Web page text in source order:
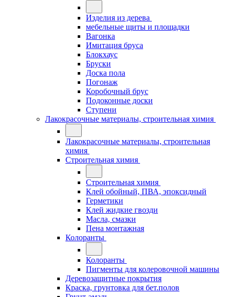
Изделия из дерева
мебельные щиты и площадки
Вагонка
Имитация бруса
Блокхаус
Бруски
Доска пола
Погонаж
Коробочный брус
Подоконные доски
Ступени
Лакокрасочные материалы, строительная химия
Лакокрасочные материалы, строительная
химия
Строительная химия
Строительная химия
Клей обойный, ПВА, эпоксидный
Герметики
Клей жидкие гвозди
Масла, смазки
Пена монтажная
Колоранты
Колоранты
Пигменты для колеровочной машины
Деревозащитные покрытия
Краска, грунтовка для бет.полов